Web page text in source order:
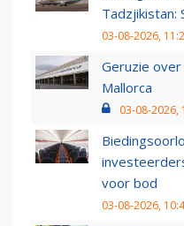
Tadzjikistan:
03-08-2026,
Geruzie
Mallorca
03-08-2026,
voor bod
03-08-2026,